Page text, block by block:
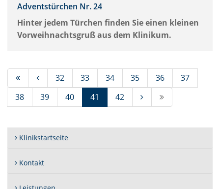
Adventstürchen Nr. 24
Hinter jedem Türchen finden Sie einen kleinen
Vorweihnachtsgruß aus dem Klinikum.
32 33 34 35 36
37
38
39 40 41 (Standort)
42
Klinikstartseite
Kontakt